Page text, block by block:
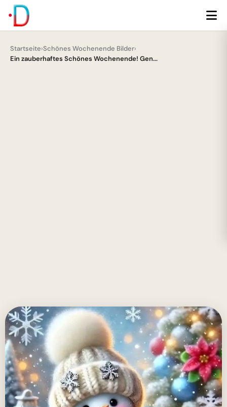
Startseite›Schönes Wochenende Bilder›
Ein zauberhaftes Schönes Wochenende! Gen...